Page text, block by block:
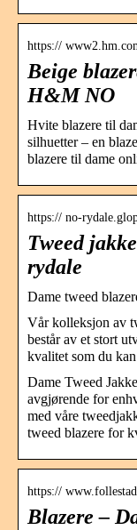
https://
Beige
H&M NO
Hvite blazere til
silhuetter – en
blazere til dame
https:// no-
Tweed
rydale
Dame tweed
Vår kolleksjon av
består av et stort
kvalitet som du
Dame Tweed
avgjørende for
med våre
tweed blazere for
https://
Blazere –